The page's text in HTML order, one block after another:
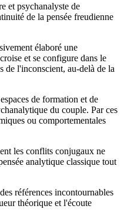
et psychanalyste de
de la pensée freudienne
élaboré une
et se configure dans le
de l'inconscient, au-delà de la
de formation et de
du couple. Par ces
ou comportementales
les conflits conjugaux ne
analytique classique tout
références incontournables
théorique et l'écoute